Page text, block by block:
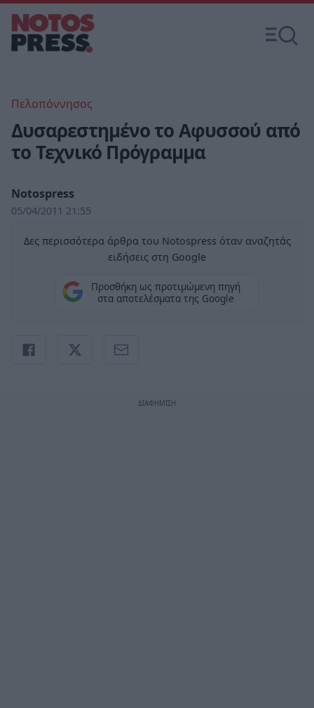
Πελοπόννησος
Δυσαρεστημένο το Αφυσσού από
το Τεχνικό Πρόγραμμα
Notospress
05/04/2011 21:55
Δες περισσότερα άρθρα του Notospress όταν αναζητάς
ειδήσεις στη Google
Προσθήκη ως προτιμώμενη πηγή
στα αποτελέσματα της Google